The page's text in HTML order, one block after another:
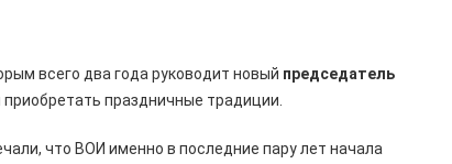
всего два года руководит новый председатель
праздничные традиции.
что ВОИ именно в последние пару лет начала